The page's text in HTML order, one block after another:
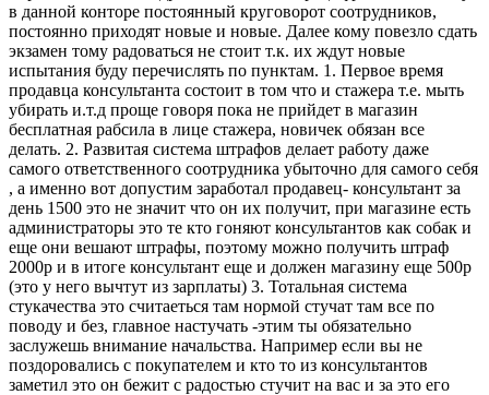
в данной конторе постоянный круговорот соотрудников,
постоянно приходят новые и новые. Далее кому повезло сдать
экзамен тому радоваться не стоит т.к. их ждут новые
испытания буду перечислять по пунктам. 1. Первое время
продавца консультанта состоит в том что и стажера т.е. мыть
убирать и.т.д проще говоря пока не прийдет в магазин
бесплатная рабсила в лице стажера, новичек обязан все
делать. 2. Развитая система штрафов делает работу даже
самого ответственного соотрудника убыточно для самого себя
, а именно вот допустим заработал продавец- консультант за
день 1500 это не значит что он их получит, при магазине есть
администраторы это те кто гоняют консультантов как собак и
еще они вешают штрафы, поэтому можно получить штраф
2000р и в итоге консультант еще и должен магазину еще 500р
(это у него вычтут из зарплаты) 3. Тотальная система
стукачества это считаеться там нормой стучат там все по
поводу и без, главное настучать -этим ты обязательно
заслужешь внимание начальства. Например если вы не
поздоровались с покупателем и кто то из консультантов
заметил это он бежит с радостью стучит на вас и за это его